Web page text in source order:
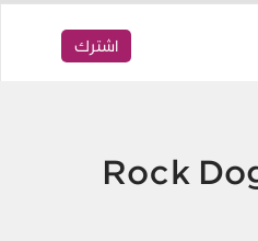
اشترك
Rock